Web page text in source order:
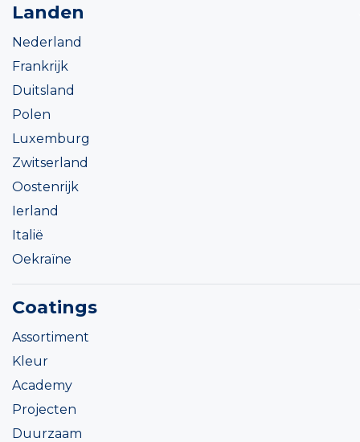
Landen
Nederland
Frankrijk
Duitsland
Polen
Luxemburg
Zwitserland
Oostenrijk
Ierland
Italië
Oekraïne
Coatings
Assortiment
Kleur
Academy
Projecten
Duurzaam